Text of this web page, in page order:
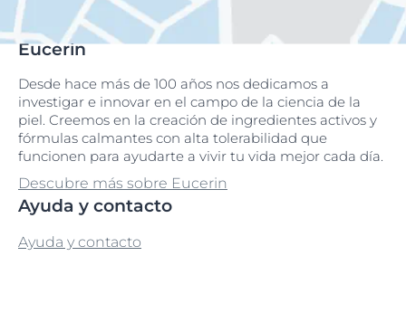
Eucerin
Desde hace más de 100 años nos dedicamos a
investigar e innovar en el campo de la ciencia de la
piel. Creemos en la creación de ingredientes activos y
fórmulas calmantes con alta tolerabilidad que
funcionen para ayudarte a vivir tu vida mejor cada día.
Descubre más sobre Eucerin
Ayuda y contacto
Ayuda y contacto